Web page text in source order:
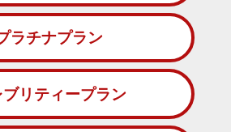
ラチナプラン
リティープラン